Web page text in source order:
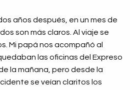
años después, en un mes de
son más claros. Al viaje se
Mi papá nos acompañó al
las oficinas del Expreso
la mañana, pero desde la
se veían claritos los